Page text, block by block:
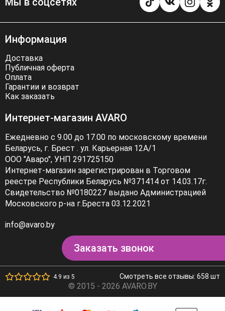
Информация
Доставка
Публичная оферта
Оплата
Гарантии и возврат
Как заказать
Интернет-магазин AVARO
Ежедневно с 9.00 до 17.00 по московскому времени
Беларусь, г. Брест . ул. Карьерная 12А/1
ООО "Аваро", УНП 291725150
Интернет-магазин зарегистрирован в Торговом
реестре Республики Беларусь №371414 от 14.03.17г.
Свидетельство №0180227 выдано Администрацией
Московского р-на г.Бреста 03.12.2021
info@avaro.by
Заказать звонок
4.9 из 5 Смотреть все отзывы: 658 шт
© 2015 - 2026 AVARO.BY